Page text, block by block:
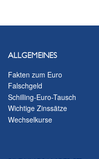
E-Mail senden
PRESSE
Hinweise für
Medienvertreterinnen
und Medienvertreter
ALLGEMEINES
Fakten zum Euro
Falschgeld
Schilling-Euro-Tausch
Wichtige Zinssätze
Wechselkurse